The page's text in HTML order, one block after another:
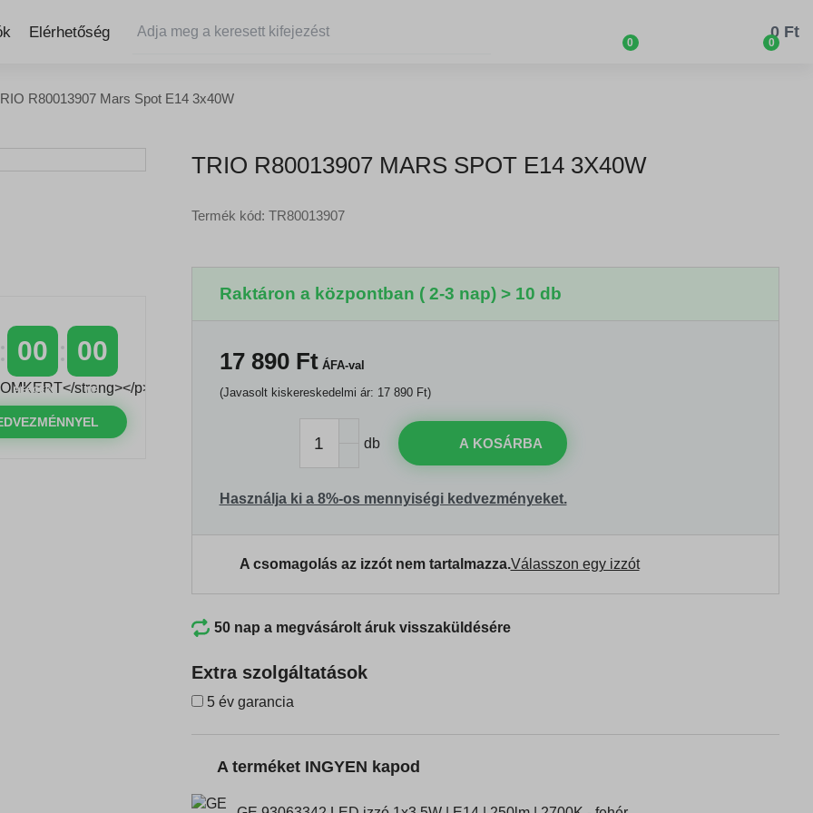
Elérhetőség
0 0
0 Ft
R80013907 Mars Spot E14 3x40W
TRIO R80013907 MARS SPOT E14 3X40W
00
PERCEK
00
MP
Termék kód: TR80013907
Raktáron a központban ( 2-3 nap) > 10 db
17 890FtÁFA-val
(Javasolt kiskereskedelmi ár: 17 890 Ft)
db A KOSÁRBA
Használja ki a 8%-os mennyiségi kedvezményeket.
A csomagolás az izzót nem tartalmazza.Válasszon egy izzót
50 nap a megvásárolt áruk visszaküldésére
Extra szolgáltatások
5 év garancia
A terméket INGYEN kapod